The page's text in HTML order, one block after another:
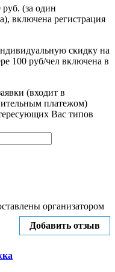
(за один
включена регистрация
скидку на
100 руб/чел включена в
(входит в
платежом)
Вас типов
организатором
Добавить отзыв